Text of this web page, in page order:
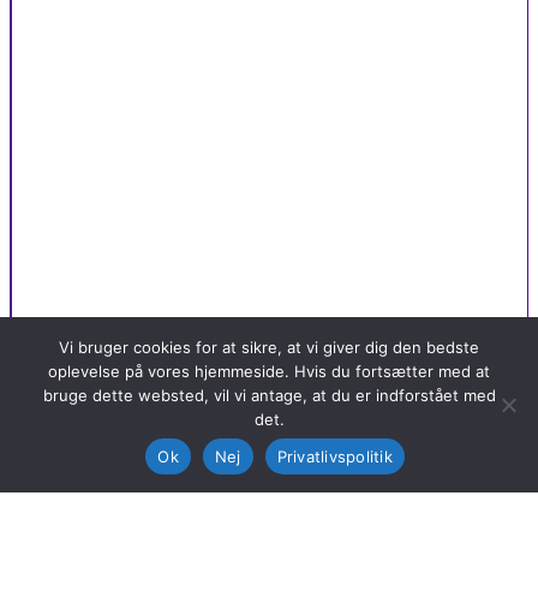
Vi bruger cookies for at sikre, at vi giver dig den bedste
oplevelse på vores hjemmeside. Hvis du fortsætter med at
bruge dette websted, vil vi antage, at du er indforstået med
det.
Ok
Nej Privatlivspolitik